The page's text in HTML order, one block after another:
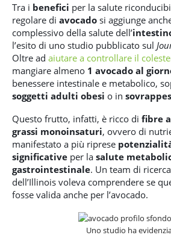
Tra i benefici per la salute
regolare di avocado si aggiunge
complessivo della salute dell’
l’esito di uno studio pubblicato sul
Oltre ad aiutare a controllare il
mangiare almeno 1 avocado al
benessere intestinale e metabolico,
soggetti adulti obesi o in
Questo frutto, infatti, è ricco di fibre
grassi monoinsaturi, ovvero di
manifestato a più riprese
significative per la salute
gastrointestinale. Un team di
dell’Illinois voleva comprendere se
fosse valida anche per l’avocado.
Uno studio ha